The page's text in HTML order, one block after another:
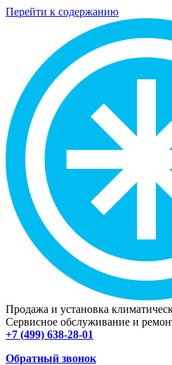
Перейти к содержанию
Продажа и установка
Сервисное обслуживание и
+7 (499) 638-28-01
Обратный звонок